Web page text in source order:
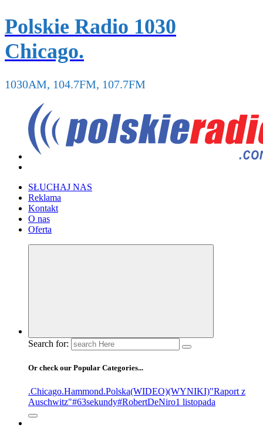
Polskie Radio 1030
Chicago.
1030AM, 104.7FM, 107.7FM
SŁUCHAJ NAS
Reklama
Kontakt
O nas
Oferta
Search for:
Or check our Popular Categories...
.Chicago.Hammond.Polska(WIDEO)(WYNIKI)"Raport z
Auschwitz"#63sekundy#RobertDeNiro1 listopada